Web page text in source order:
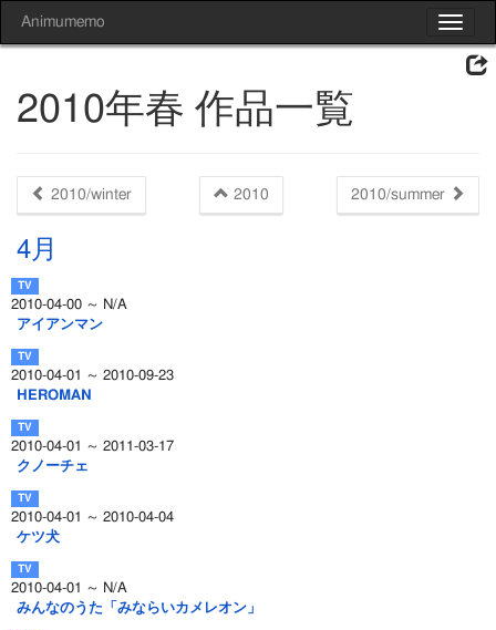
Toggle
Animumemo
2010年春 作品一覧
2010/winter 2010 2010/summer
4月
2010-04-00 ～ N/A
アイアンマン
2010-04-01 ～ 2010-09-23
HEROMAN
2010-04-01 ～ 2011-03-17
クノーチェ
2010-04-01 ～ 2010-04-04
ケツ犬
2010-04-01 ～ N/A
みんなのうた「みならいカメレオン」